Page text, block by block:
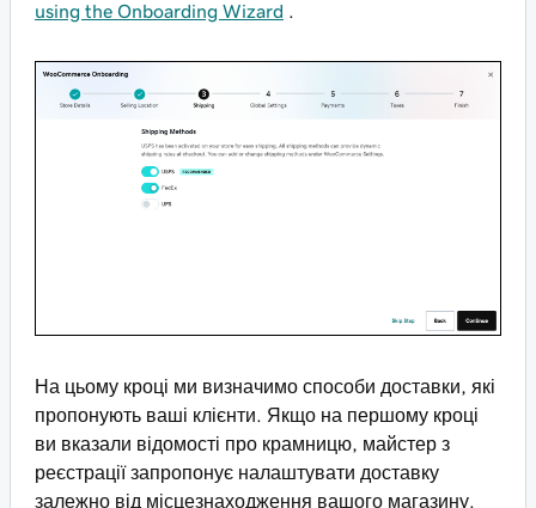
using the Onboarding Wizard
На цьому кроці ми визначимо способи доставки, які
пропонують ваші клієнти. Якщо на першому кроці
ви вказали відомості про крамницю, майстер з
реєстрації запропонує налаштувати доставку
залежно від місцезнаходження вашого магазину.